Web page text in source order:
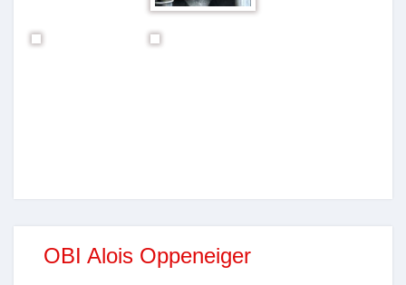
OBI Alois Oppeneiger